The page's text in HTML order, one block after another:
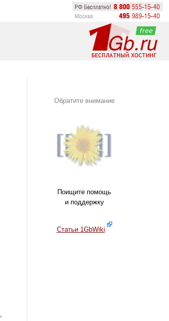
Обратите внимание
Поищите помощь
и поддержку
Статьи 1GbWiki